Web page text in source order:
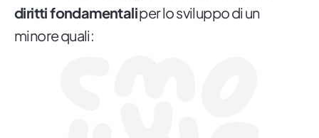
diritti fondamentaliper lo sviluppo di un
minore quali: